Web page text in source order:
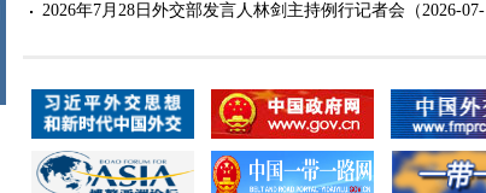
2026年7月28日外交部发言人林剑主持例行记者会 （2026-07-
27）
2026年7月24日外交部发言人林剑主持例行记者会（2026-07-
24）